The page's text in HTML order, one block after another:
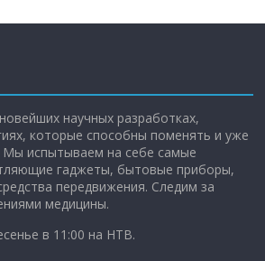
научных разработках,
которые способны поменять и уже
испытываем на себе самые
гаджеты, бытовые приборы,
передвижения. Следим за
медицины.
в 11:00 на НТВ.